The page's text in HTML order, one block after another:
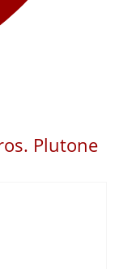
Plutone